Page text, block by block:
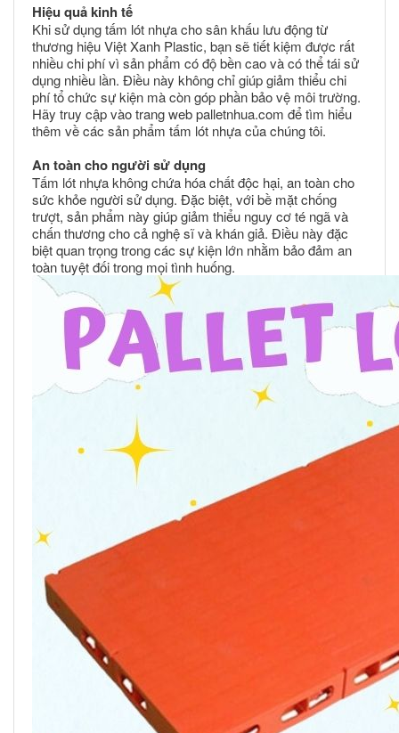
Hiệu quả kinh tế
Khi sử dụng tấm lót nhựa cho sân khấu lưu động từ
thương hiệu Việt Xanh Plastic, bạn sẽ tiết kiệm được rất
nhiều chi phí vì sản phẩm có độ bền cao và có thể tái sử
dụng nhiều lần. Điều này không chỉ giúp giảm thiểu chi
phí tổ chức sự kiện mà còn góp phần bảo vệ môi trường.
Hãy truy cập vào trang web palletnhua.com để tìm hiểu
thêm về các sản phẩm tấm lót nhựa của chúng tôi.
An toàn cho người sử dụng
Tấm lót nhựa không chứa hóa chất độc hại, an toàn cho
sức khỏe người sử dụng. Đặc biệt, với bề mặt chống
trượt, sản phẩm này giúp giảm thiểu nguy cơ té ngã và
chấn thương cho cả nghệ sĩ và khán giả. Điều này đặc
biệt quan trọng trong các sự kiện lớn nhằm bảo đảm an
toàn tuyệt đối trong mọi tình huống.